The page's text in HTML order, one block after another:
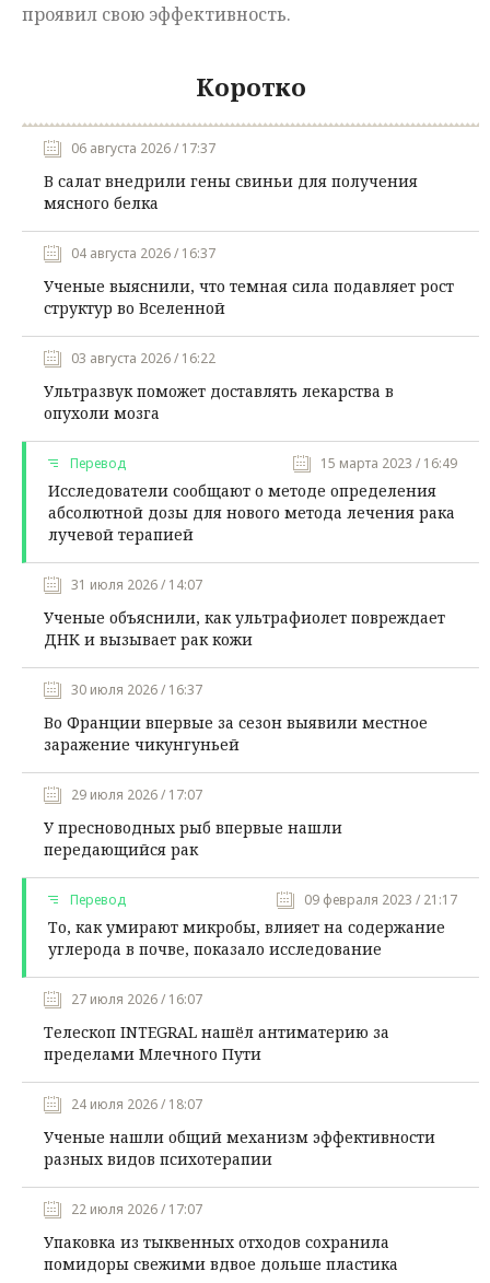
проявил свою эффективность.
Коротко
06 августа 2026 / 17:37
В салат внедрили гены свиньи для получения
мясного белка
04 августа 2026 / 16:37
Ученые выяснили, что темная сила подавляет рост
структур во Вселенной
03 августа 2026 / 16:22
Ультразвук поможет доставлять лекарства в
опухоли мозга
Перевод 15 марта 2023 / 16:49
Исследователи сообщают о методе определения
абсолютной дозы для нового метода лечения рака
лучевой терапией
31 июля 2026 / 14:07
Ученые объяснили, как ультрафиолет повреждает
ДНК и вызывает рак кожи
30 июля 2026 / 16:37
Во Франции впервые за сезон выявили местное
заражение чикунгуньей
29 июля 2026 / 17:07
У пресноводных рыб впервые нашли
передающийся рак
Перевод 09 февраля 2023 / 21:17
То, как умирают микробы, влияет на содержание
углерода в почве, показало исследование
27 июля 2026 / 16:07
Телескоп INTEGRAL нашёл антиматерию за
пределами Млечного Пути
24 июля 2026 / 18:07
Ученые нашли общий механизм эффективности
разных видов психотерапии
22 июля 2026 / 17:07
Упаковка из тыквенных отходов сохранила
помидоры свежими вдвое дольше пластика